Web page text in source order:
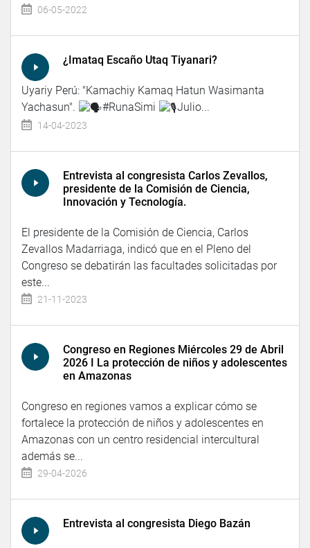
06-05-2022
¿Imataq Escaño Utaq Tiyanari?
Uyariy Perú: "Kamachiy Kamaq Hatun Wasimanta
Yachasun".
#RunaSimi Julio...
14-04-2023
Entrevista al congresista Carlos Zevallos,
presidente de la Comisión de Ciencia,
Innovación y Tecnología.
El presidente de la Comisión de Ciencia, Carlos
Zevallos Madarriaga, indicó que en el Pleno del
Congreso se debatirán las facultades solicitadas por
este...
21-11-2023
Congreso en Regiones Miércoles 29 de Abril
2026 I La protección de niños y adolescentes
en Amazonas
Congreso en regiones vamos a explicar cómo se
fortalece la protección de niños y adolescentes en
Amazonas con un centro residencial intercultural
además se...
29-04-2026
Entrevista al congresista Diego Bazán